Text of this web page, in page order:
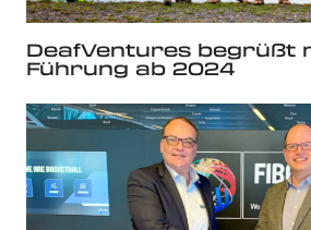
DeafVentures begrüßt
Führung ab 2024